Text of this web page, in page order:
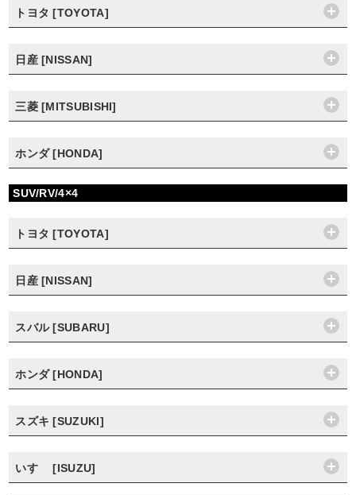
トヨタ [TOYOTA]
日産 [NISSAN]
三菱 [MITSUBISHI]
ホンダ [HONDA]
SUV/RV/4×4
トヨタ [TOYOTA]
日産 [NISSAN]
スバル [SUBARU]
ホンダ [HONDA]
スズキ [SUZUKI]
いすゞ [ISUZU]